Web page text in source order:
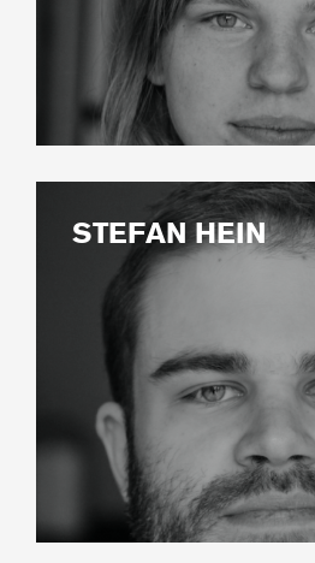
STEFAN HEIN